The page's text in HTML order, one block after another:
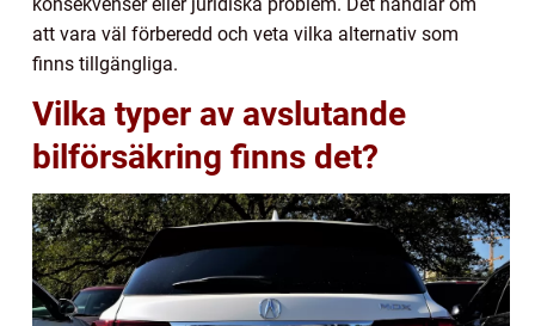
att vara väl förberedd och veta vilka alternativ som
finns tillgängliga.
Vilka typer av avslutande
bilförsäkring finns det?